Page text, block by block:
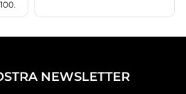
NEWSLETTER